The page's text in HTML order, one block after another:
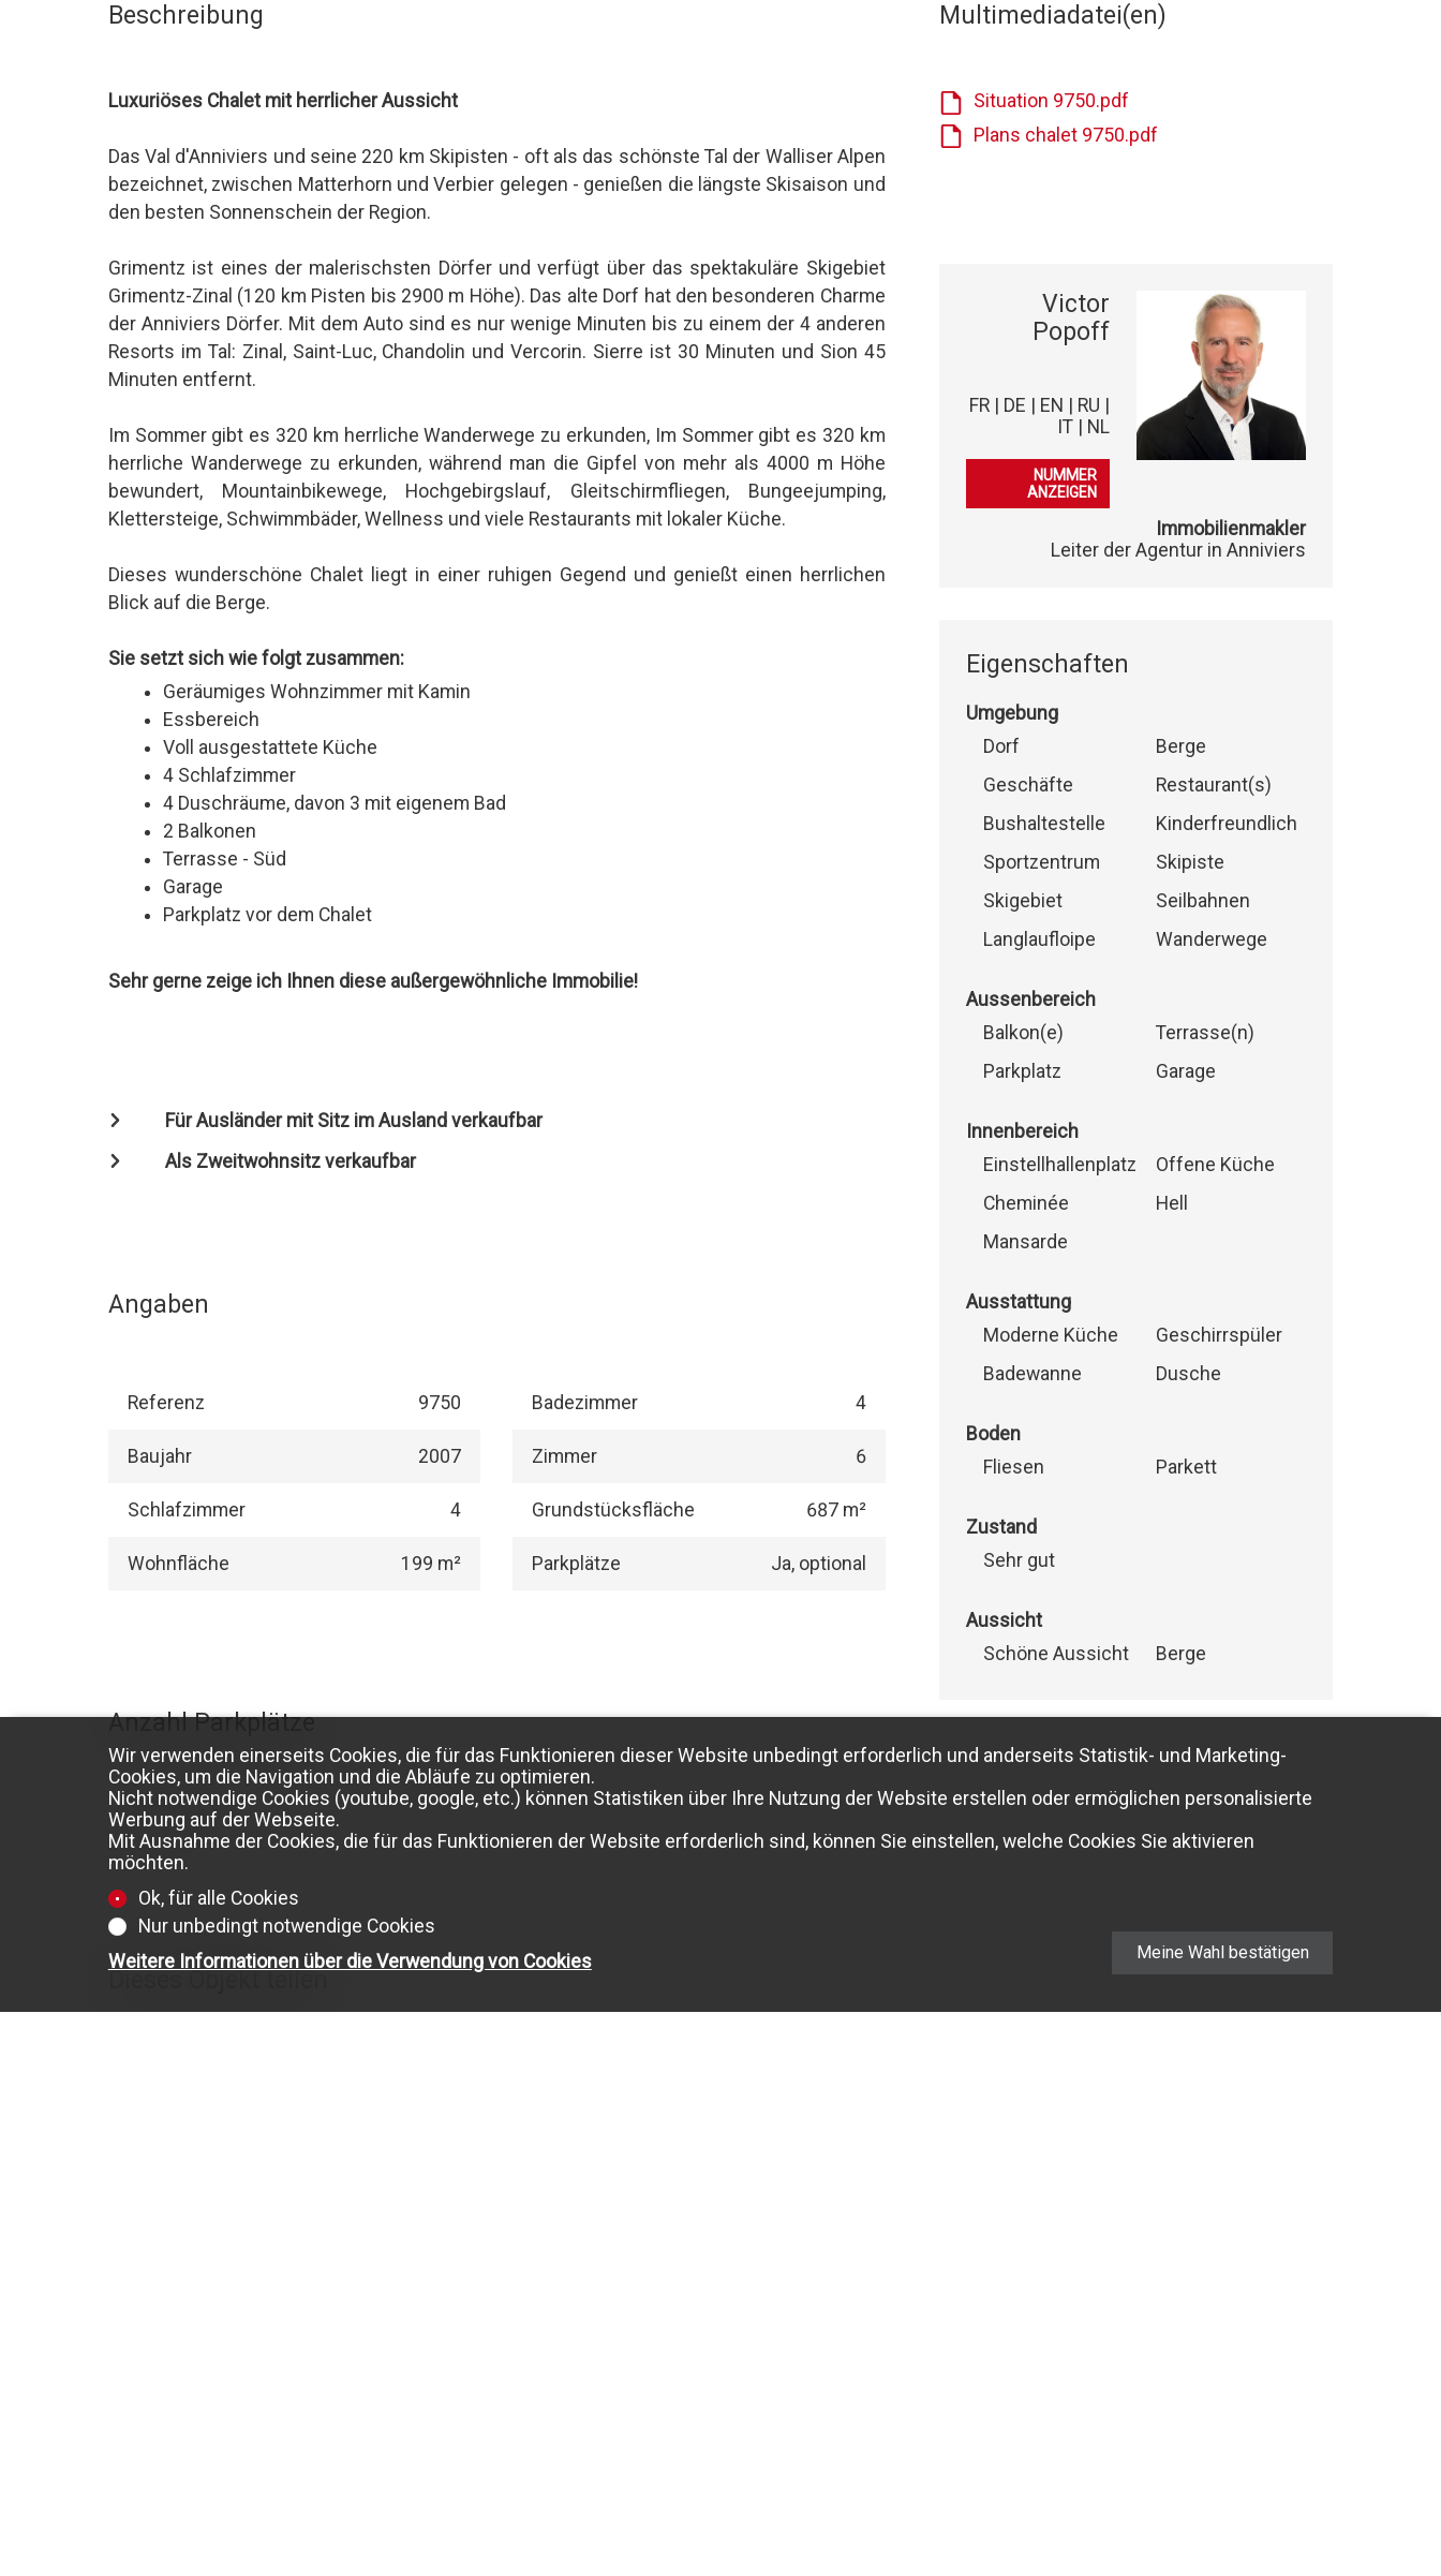
Beschreibung
Luxuriöses Chalet mit herrlicher Aussicht
Das Val d'Anniviers und seine 220 km Skipisten - oft als das schönste Tal der Walliser Alpen
bezeichnet, zwischen Matterhorn und Verbier gelegen - genießen die längste Skisaison und
den besten Sonnenschein der Region.
Grimentz ist eines der malerischsten Dörfer und verfügt über das spektakuläre Skigebiet
Grimentz-Zinal (120 km Pisten bis 2900 m Höhe). Das alte Dorf hat den besonderen Charme
der Anniviers Dörfer. Mit dem Auto sind es nur wenige Minuten bis zu einem der 4 anderen
Resorts im Tal: Zinal, Saint-Luc, Chandolin und Vercorin. Sierre ist 30 Minuten und Sion 45
Minuten entfernt.
Im Sommer gibt es 320 km herrliche Wanderwege zu erkunden, Im Sommer gibt es 320 km
herrliche Wanderwege zu erkunden, während man die Gipfel von mehr als 4000 m Höhe
bewundert, Mountainbikewege, Hochgebirgslauf, Gleitschirmfliegen, Bungeejumping,
Klettersteige, Schwimmbäder, Wellness und viele Restaurants mit lokaler Küche.
Dieses wunderschöne Chalet liegt in einer ruhigen Gegend und genießt einen herrlichen
Blick auf die Berge.
Sie setzt sich wie folgt zusammen:
Geräumiges Wohnzimmer mit Kamin
Essbereich
Voll ausgestattete Küche
4 Schlafzimmer
4 Duschräume, davon 3 mit eigenem Bad
2 Balkonen
Terrasse - Süd
Garage
Parkplatz vor dem Chalet
Sehr gerne zeige ich Ihnen diese außergewöhnliche Immobilie!
Für Ausländer mit Sitz im Ausland verkaufbar
Als Zweitwohnsitz verkaufbar
Angaben
Referenz 9750 Badezimmer 4
Baujahr 2007 Zimmer 6
Schlafzimmer 4 Grundstücksfläche 687 m²
Wohnfläche 199 m² Parkplätze Ja, optional
Anzahl Parkplätze
Aussen
Multimediadatei(en)
Situation 9750.pdf
Plans chalet 9750.pdf
Victor
Popoff
FR | DE | EN | RU |
IT | NL
079 102 05 62
NUMMER
ANZEIGEN
Immobilienmakler
Leiter der Agentur in Anniviers
Eigenschaften
Umgebung
Dorf
Berge
Geschäfte
Restaurant(s)
Bushaltestelle
Kinderfreundlich
Sportzentrum
Skipiste
Skigebiet
Seilbahnen
Langlaufloipe
Wanderwege
Aussenbereich
Balkon(e)
Terrasse(n)
Parkplatz
Garage
Innenbereich
Einstellhallenplatz
Offene Küche
Cheminée
Hell
Mansarde
Ausstattung
Moderne Küche
Geschirrspüler
Badewanne
Dusche
Boden
Fliesen
Parkett
Zustand
Sehr gut
Aussicht
Schöne Aussicht
Berge
Wir verwenden einerseits Cookies, die für das Funktionieren dieser Website unbedingt erforderlich und anderseits Statistik- und Marketing-
Cookies, um die Navigation und die Abläufe zu optimieren.
Nicht notwendige Cookies (youtube, google, etc.) können Statistiken über Ihre Nutzung der Website erstellen oder ermöglichen personalisierte
Werbung auf der Webseite.
Mit Ausnahme der Cookies, die für das Funktionieren der Website erforderlich sind, können Sie einstellen, welche Cookies Sie aktivieren
möchten.
Ok, für alle Cookies
Nur unbedingt notwendige Cookies
Weitere Informationen über die Verwendung von Cookies
Meine Wahl bestätigen